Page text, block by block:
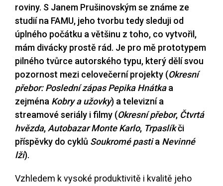
roviny. S Janem Prušinovským se známe ze
studií na FAMU, jeho tvorbu tedy sleduji od
úplného počátku a většinu z toho, co vytvořil,
mám divácky prostě rád. Je pro mě prototypem
pilného tvůrce autorského typu, který dělí svou
pozornost mezi celovečerní projekty (Okresní
přebor: Poslední zápas Pepika Hnátkaa
zejména Kobry a užovky) a televizní a
streamové seriály i filmy (Okresní přebor, Čtvrtá
hvězda,Autobazar Monte Karlo, Trpaslíkči
příspěvky do cyklů Soukromé pastia Nevinné
lži).
Vzhledem k vysoké produktivitě i kvalitě jeho